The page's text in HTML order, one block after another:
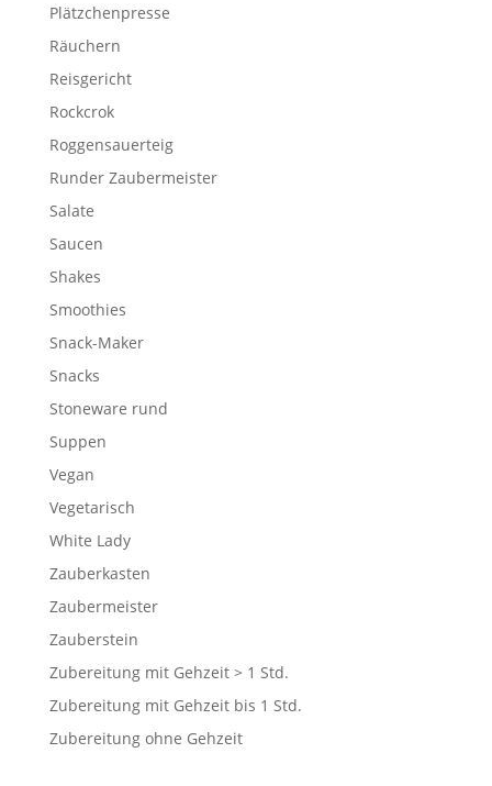
Plätzchenpresse
Räuchern
Reisgericht
Rockcrok
Roggensauerteig
Runder Zaubermeister
Salate
Saucen
Shakes
Smoothies
Snack-Maker
Snacks
Stoneware rund
Suppen
Vegan
Vegetarisch
White Lady
Zauberkasten
Zaubermeister
Zauberstein
Zubereitung mit Gehzeit > 1 Std.
Zubereitung mit Gehzeit bis 1 Std.
Zubereitung ohne Gehzeit